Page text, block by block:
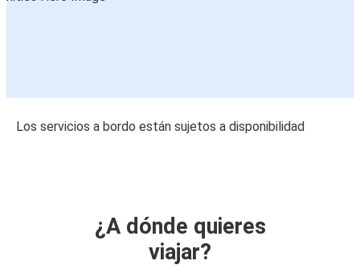
Los servicios a bordo están sujetos a disponibilidad
¿A dónde quieres
viajar?